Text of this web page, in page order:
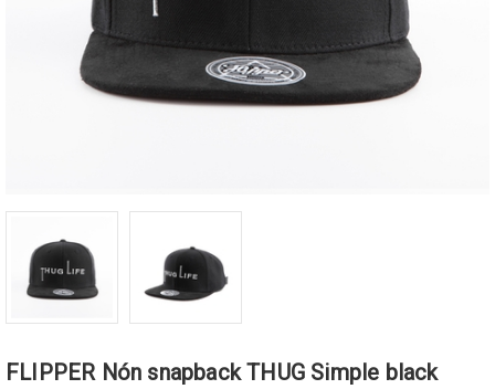
FLIPPER Nón snapback THUG Simple black